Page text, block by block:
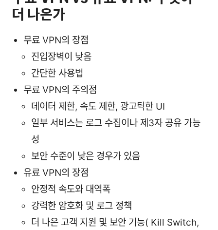
더 나은가
무료 VPN의 장점
진입장벽이 낮음
간단한 사용법
무료 VPN의 주의점
데이터 제한, 속도 제한, 광고틱한 UI
일부 서비스는 로그 수집이나 제3자 공유 가능
성
보안 수준이 낮은 경우가 있음
유료 VPN의 장점
안정적 속도와 대역폭
강력한 암호화 및 로그 정책
더 나은 고객 지원 및 보안 기능( Kill Switch,